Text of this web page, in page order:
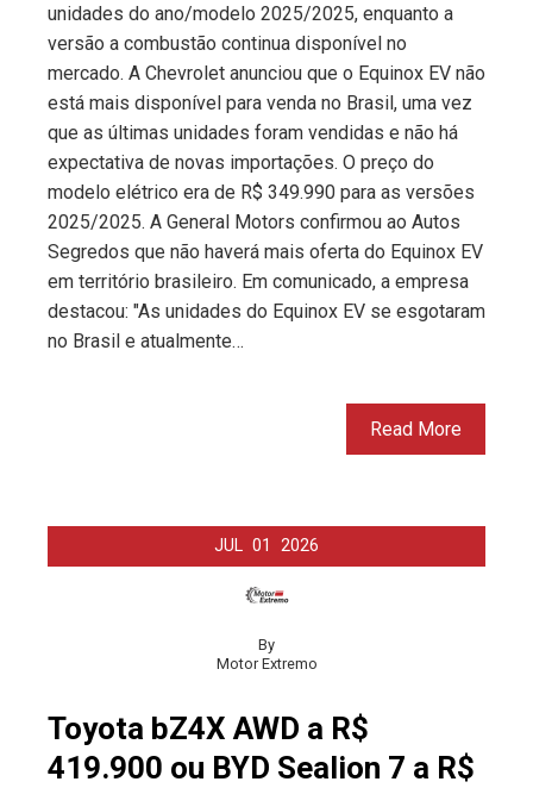
unidades do ano/modelo 2025/2025, enquanto a
versão a combustão continua disponível no
mercado. A Chevrolet anunciou que o Equinox EV não
está mais disponível para venda no Brasil, uma vez
que as últimas unidades foram vendidas e não há
expectativa de novas importações. O preço do
modelo elétrico era de R$ 349.990 para as versões
2025/2025. A General Motors confirmou ao Autos
Segredos que não haverá mais oferta do Equinox EV
em território brasileiro. Em comunicado, a empresa
destacou: "As unidades do Equinox EV se esgotaram
no Brasil e atualmente…
Read More
JUL 01 2026
By
Motor Extremo
Toyota bZ4X AWD a R$
419.900 ou BYD Sealion 7 a R$